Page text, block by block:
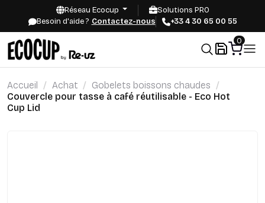
Réseau Ecocup
Solutions PRO
Besoin d'aide ? Contactez-nous +33 4 30 65 00 55
0
Accueil Achat
Gobelets boissons chaudes
Couvercle pour tasse à café réutilisable - Eco Hot
Cup Lid